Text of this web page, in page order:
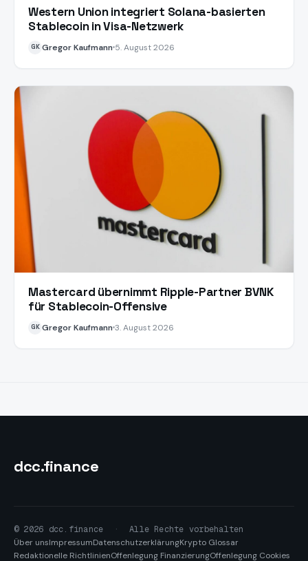
Western Union integriert Solana-basierten
Stablecoin in Visa-Netzwerk
GK Gregor Kaufmann 5. August 2026
Mastercard übernimmt Ripple-Partner BVNK
für Stablecoin-Offensive
GK Gregor Kaufmann3. August 2026
dcc.finance
© 2026 dcc.finance ·
Alle Rechte vorbehalten
Über unsImpressumDatenschutzerklärungKrypto Glossar
Redaktionelle RichtlinienOffenlegung FinanzierungOffenlegung Cookies